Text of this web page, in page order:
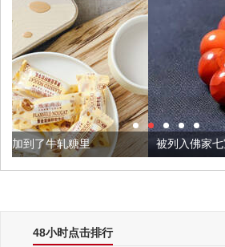
被列入佛家七宝的它到底有多美？
48小时点击排行